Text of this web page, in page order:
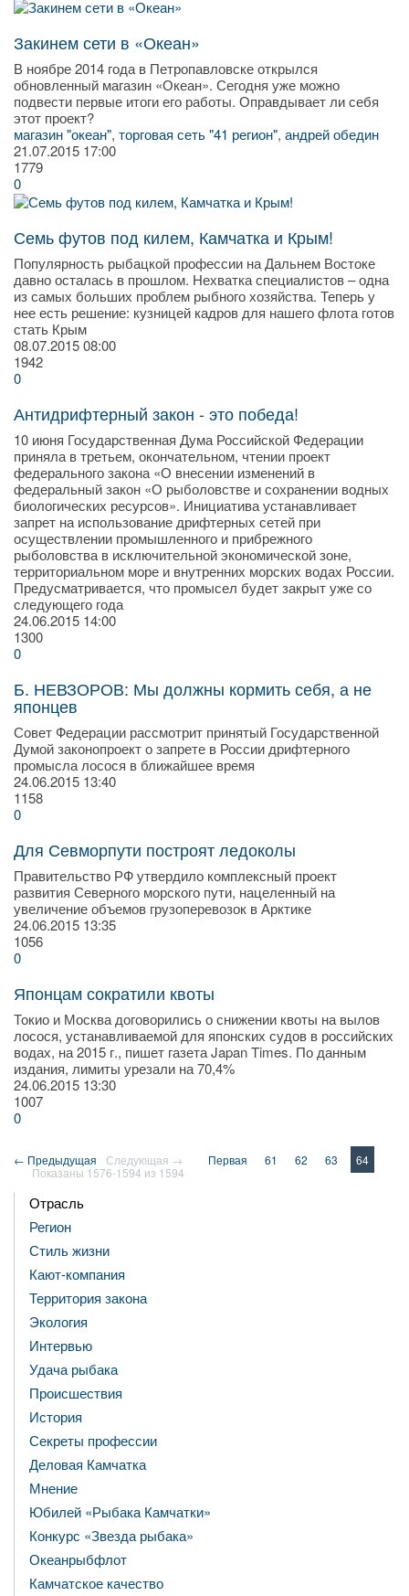
Закинем сети в «Океан»
В ноябре 2014 года в Петропавловске открылся
обновленный магазин «Океан». Сегодня уже можно
подвести первые итоги его работы. Оправдывает ли себя
этот проект?
магазин "океан", торговая сеть "41 регион", андрей обедин
21.07.2015 17:00
1779
0
Семь футов под килем, Камчатка и Крым!
Популярность рыбацкой профессии на Дальнем Востоке
давно осталась в прошлом. Нехватка специалистов – одна
из самых больших проблем рыбного хозяйства. Теперь у
нее есть решение: кузницей кадров для нашего флота готов
стать Крым
08.07.201508:00
1942
0
Антидрифтерный закон - это победа!
10 июня Государственная Дума Российской Федерации
приняла в третьем, окончательном, чтении проект
федерального закона «О внесении изменений в
федеральный закон «О рыболовстве и сохранении водных
биологических ресурсов». Инициатива устанавливает
запрет на использование дрифтерных сетей при
осуществлении промышленного и прибрежного
рыболовства в исключительной экономической зоне,
территориальном море и внутренних морских водах России.
Предусматривается, что промысел будет закрыт уже со
следующего года
24.06.2015 14:00
1300
0
Б. НЕВЗОРОВ: Мы должны кормить себя, а не
японцев
Совет Федерации рассмотрит принятый Государственной
Ду­мой законопроект о запрете в России дрифтерного
промысла лосося в ближайшее время
24.06.2015 13:40
1158
0
Для Севморпути построят ледоколы
Правительство РФ утвердило комплексный проект
развития Северного морского пути, наце­ленный на
увеличение объемов грузоперевозок в Арктике
24.06.2015 13:35
1056
0
Японцам сократили квоты
Токио и Москва договорились о снижении квоты на вылов
лосося, устанавливаемой для японских судов в российских
водах, на 2015 г., пишет газета Japan Times. По данным
издания, лимиты урезали на 70,4%
24.06.2015 13:30
1007
0
← Предыдущая Следующая → Первая 61 62 63
64
Показаны 1576-1594 из 1594
Отрасль
Регион
Стиль жизни
Кают-компания
Территория закона
Экология
Интервью
Удача рыбака
Происшествия
История
Секреты профессии
Деловая Камчатка
Мнение
Юбилей «Рыбака Камчатки»
Конкурс «Звезда рыбака»
Океанрыбфлот
Камчатское качество